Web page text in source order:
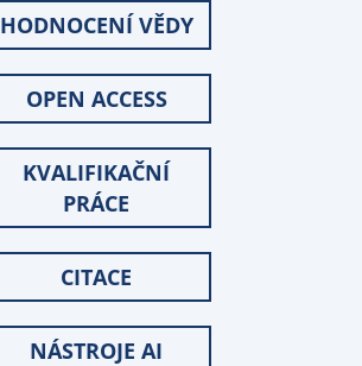
HODNOCENÍ VĚDY
OPEN ACCESS
KVALIFIKAČNÍ
PRÁCE
CITACE
NÁSTROJE AI